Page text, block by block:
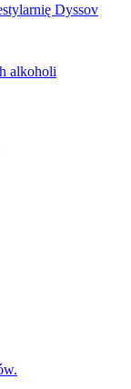
Dyssov
alkoholi